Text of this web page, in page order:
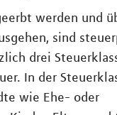
werden und
sind
drei
In der
wie Ehe- oder